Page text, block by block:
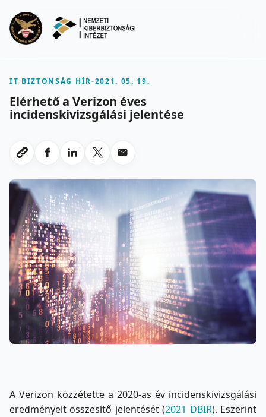
IT BIZTONSÁG HÍR-2021. 05. 19.
Elérhető a Verizon éves
incidenskivizsgálási jelentése
Link masolasa
Megosztas Facebookon
Megosztas LinkedInen
Megosztas X-en
Megosztas emailben
A Verizon közzétette a 2020-as év incidenskivizsgálási
eredményeit összesítő jelentését (2021 DBIR). Eszerint